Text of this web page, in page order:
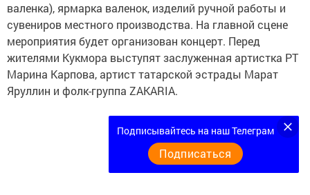
валенка), ярмарка валенок, изделий ручной работы и
сувениров местного производства. На главной сцене
мероприятия будет организован концерт. Перед
жителями Кукмора выступят заслуженная артистка РТ
Марина Карпова, артист татарской эстрады Марат
Яруллин и фолк-группа ZAKARIA.
Подписывайтесь на наш Телеграм
Подписаться